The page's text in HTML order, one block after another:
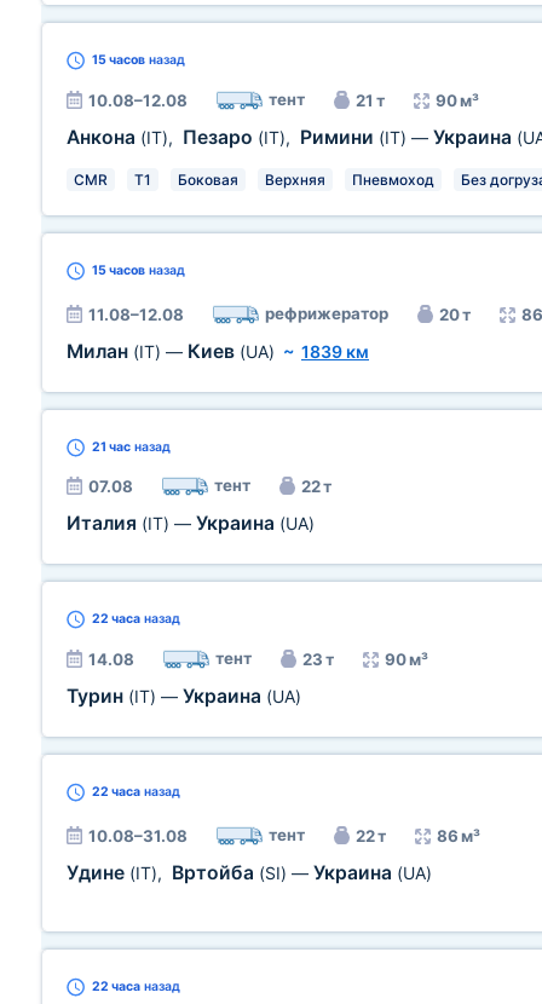
15 часов назад
10.08–12.08 тент 21 т 90 м³
Анкона (IT), Пезаро (IT), Римини (IT) — Украина
CMR T1 Боковая Верхняя Пневмоход Без
15 часов назад
11.08–12.08 рефрижератор 20 т
Милан (IT) — Киев (UA) ~ 1839 км
21 час назад
07.08 тент 22 т
Италия (IT) — Украина (UA)
22 часа назад
14.08 тент 23 т 90 м³
Турин (IT) — Украина (UA)
22 часа назад
10.08–31.08 тент 22 т 86 м³
Удине (IT), Вртойба (SI) — Украина (UA)
22 часа назад